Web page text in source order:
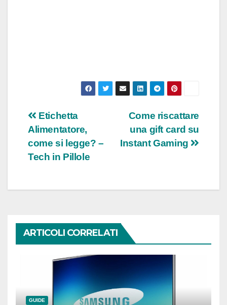
Navigazione
articoli
Come riscattare
una gift card su
Instant Gaming
Etichetta
Alimentatore,
come si legge? –
Tech in Pillole
ARTICOLI CORRELATI
GUIDE